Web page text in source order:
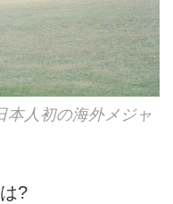
本人初の海外メジャ
?